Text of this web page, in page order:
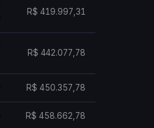
R$ 419.997,31
R$ 442.077,78
R$ 450.357,78
R$ 458.662,78